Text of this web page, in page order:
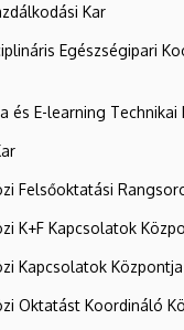
Kar
Egészségipari
és E-learning Technikai
Felsőoktatási
K+F Kapcsolatok
Kapcsolatok Központja
Oktatást Koordináló